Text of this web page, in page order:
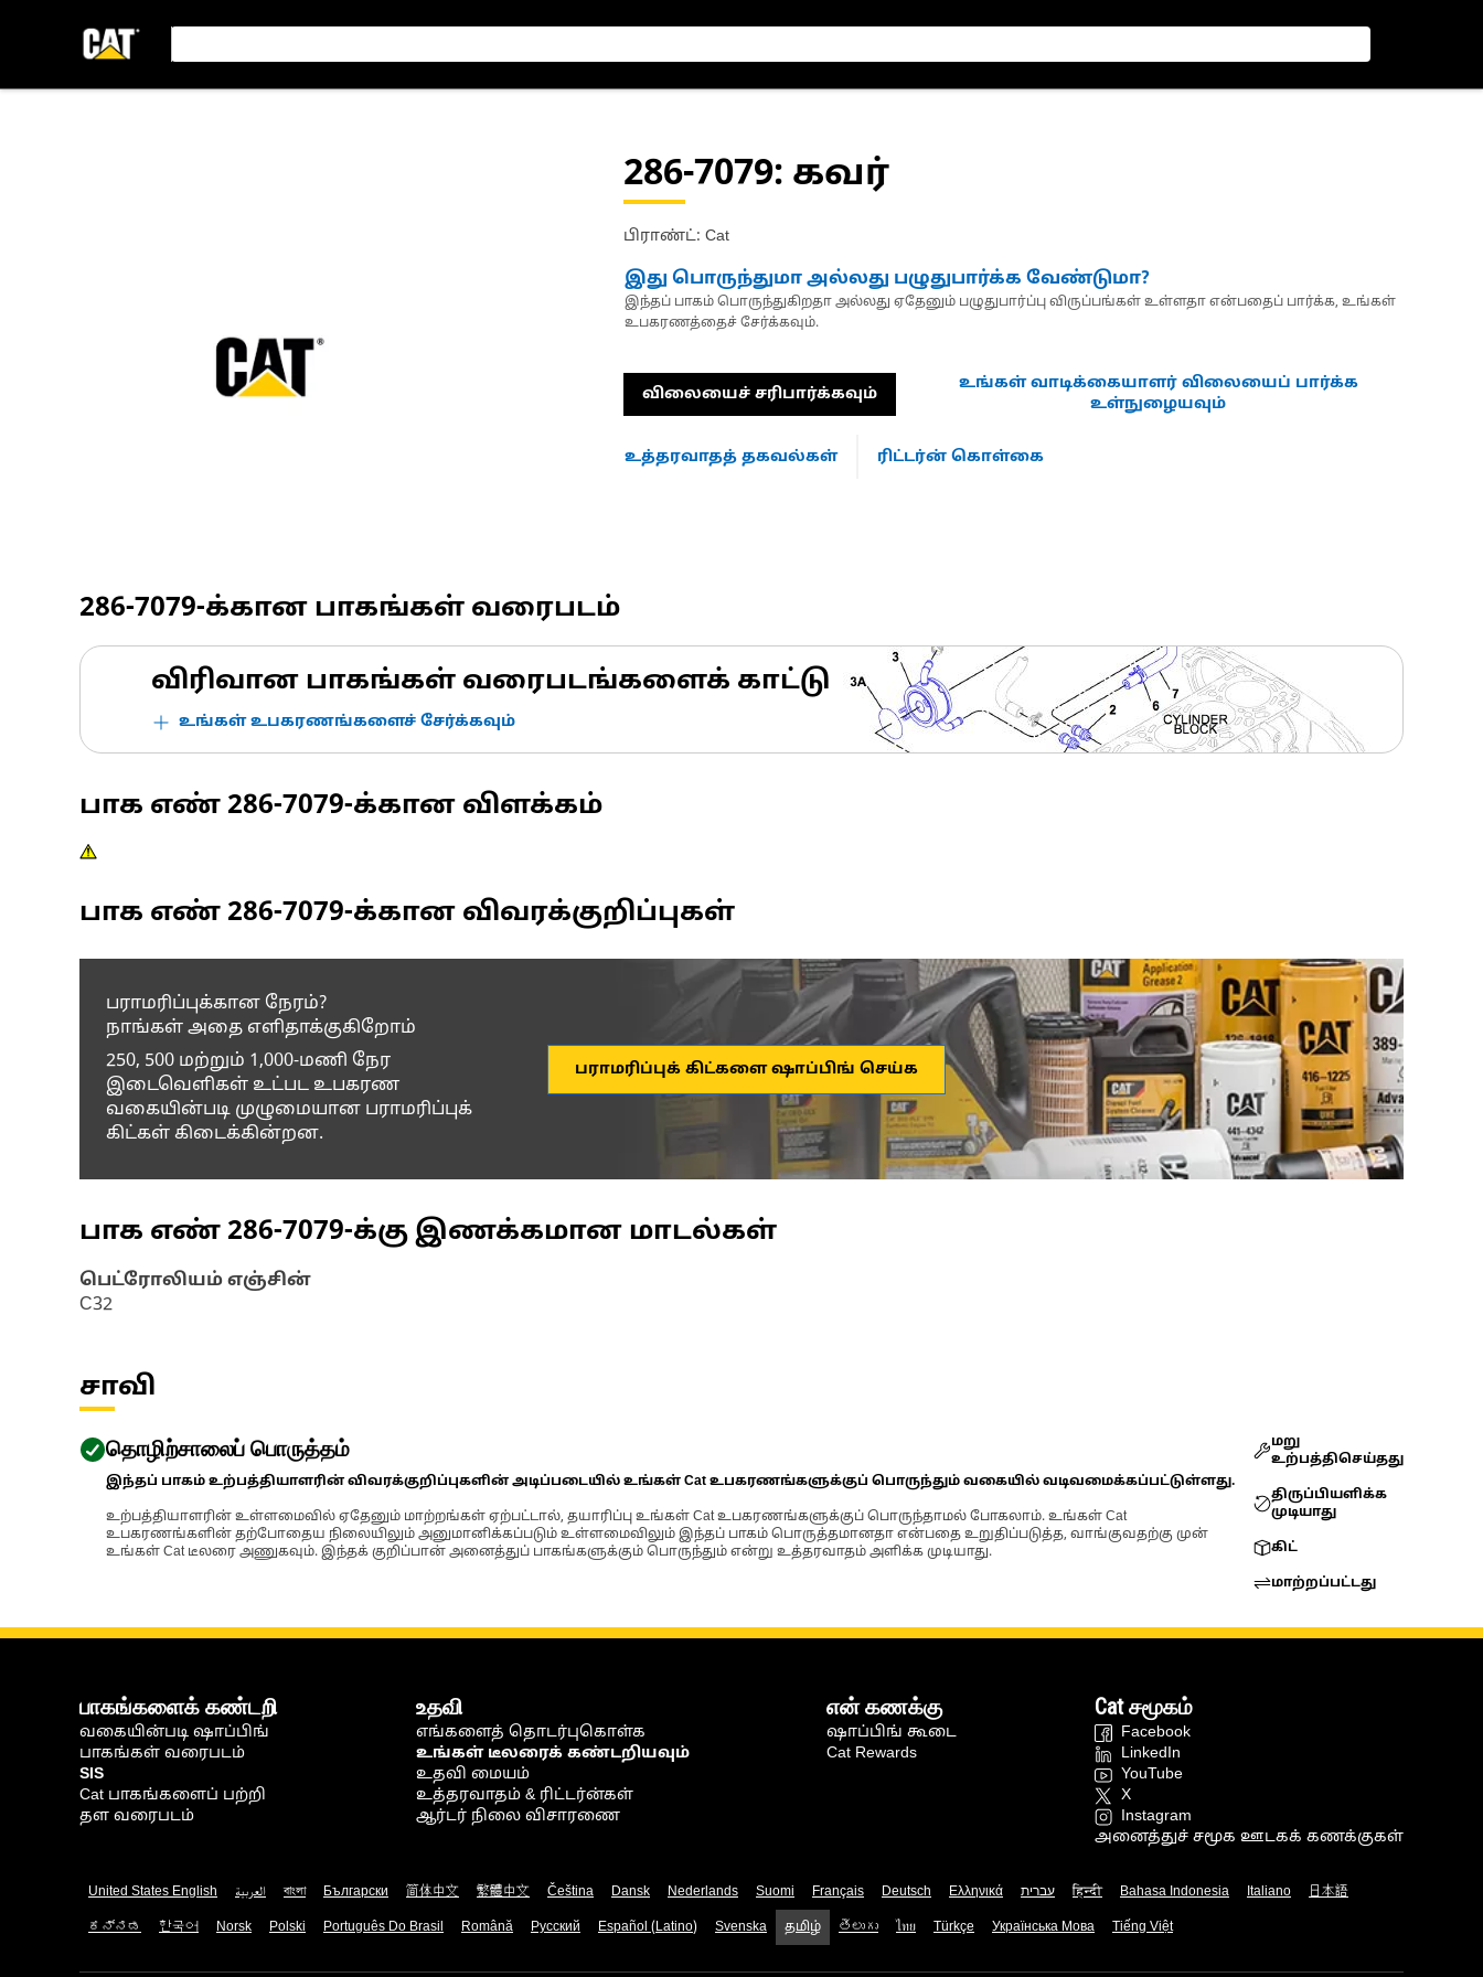
286-7079: கவர்
பிராண்ட்: Cat
இது பொருந்துமா அல்லது பழுதுபார்க்க வேண்டுமா?
இந்தப் பாகம் பொருந்துகிறதா அல்லது ஏதேனும் பழுதுபார்ப்பு விருப்பங்கள் உள்ளதா என்பதைப் பார்க்க, உங்கள்
உபகரணத்தைச் சேர்க்கவும்.
விலையைச் சரிபார்க்கவும்
உங்கள் வாடிக்கையாளர் விலையைப் பார்க்க
உள்நுழையவும்
உத்தரவாதத் தகவல்கள் ரிட்டர்ன் கொள்கை
286-7079-க்கான பாகங்கள் வரைபடம்
விரிவான பாகங்கள் வரைபடங்களைக் காட்டு
உங்கள் உபகரணங்களைச் சேர்க்கவும்
பாக எண் 286-7079-க்கான விளக்கம்
பாக எண் 286-7079-க்கான விவரக்குறிப்புகள்
பராமரிப்புக்கான நேரம்?
நாங்கள் அதை எளிதாக்குகிறோம்
250, 500 மற்றும் 1,000-மணி நேர
இடைவெளிகள் உட்பட உபகரண
வகையின்படி முழுமையான பராமரிப்புக்
கிட்கள் கிடைக்கின்றன.
பராமரிப்புக் கிட்களை ஷாப்பிங் செய்க
பாக எண் 286-7079-க்கு இணக்கமான மாடல்கள்
பெட்ரோலியம் எஞ்சின்
C32
சாவி
தொழிற்சாலைப் பொருத்தம்
இந்தப் பாகம் உற்பத்தியாளரின் விவரக்குறிப்புகளின் அடிப்படையில் உங்கள் Cat உபகரணங்களுக்குப் பொருந்தும் வகையில் வடிவமைக்கப்பட்டுள்ளது.
உற்பத்தியாளரின் உள்ளமைவில் ஏதேனும் மாற்றங்கள் ஏற்பட்டால், தயாரிப்பு உங்கள் Cat உபகரணங்களுக்குப் பொருந்தாமல் போகலாம். உங்கள் Cat
உபகரணங்களின் தற்போதைய நிலையிலும் அனுமானிக்கப்படும் உள்ளமைவிலும் இந்தப் பாகம் பொருத்தமானதா என்பதை உறுதிப்படுத்த, வாங்குவதற்கு முன்
உங்கள் Cat டீலரை அணுகவும். இந்தக் குறிப்பான் அனைத்துப் பாகங்களுக்கும் பொருந்தும் என்று உத்தரவாதம் அளிக்க முடியாது.
மறு
உற்பத்திசெய்தது
திருப்பியளிக்க
முடியாது
கிட்
மாற்றப்பட்டது
பாகங்களைக் கண்டறி
வகையின்படி ஷாப்பிங்
பாகங்கள் வரைபடம்
SIS
Cat பாகங்களைப் பற்றி
தள வரைபடம்
உதவி
எங்களைத் தொடர்புகொள்க
உங்கள் டீலரைக் கண்டறியவும்
உதவி மையம்
உத்தரவாதம் & ரிட்டர்ன்கள்
ஆர்டர் நிலை விசாரணை
என் கணக்கு
ஷாப்பிங் கூடை
Cat Rewards
Cat சமூகம்
Facebook
LinkedIn
YouTube
X
Instagram
அனைத்துச் சமூக ஊடகக் கணக்குகள்
United States English العربية বাংলা Български 简体中文 繁體中文 Čeština Dansk Nederlands Suomi Français Deutsch Ελληνικά עברית हिन्दी Bahasa Indonesia Italiano 日本語
ಕನ್ನಡ 한국어 Norsk Polski Português Do Brasil Română Русский Español (Latino) Svenska தமிழ் తెలుగు ไทย Türkçe Українська Мова Tiếng Việt